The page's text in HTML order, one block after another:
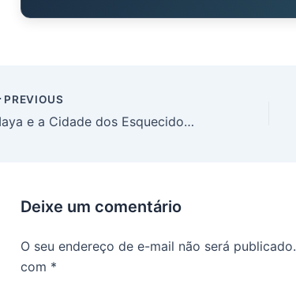
PREVIOUS
Maya e a Cidade dos Esquecidos cap 15
Deixe um comentário
O seu endereço de e-mail não será publicado.
com *